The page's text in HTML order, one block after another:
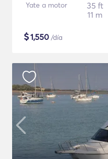
Yate a motor
35 ft
11 m
$1,550 /día